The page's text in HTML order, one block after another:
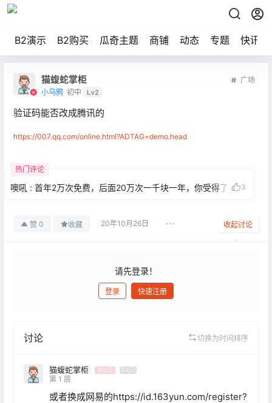
B2演示 B2购买 瓜奇主题 商铺 动态 专题 快讯
猫蝮蛇掌柜
小乌鸦 初中 Lv2
广场
验证码能否改成腾讯的
https://007.qq.com/online.html?ADTAG=demo.head
热门评论
噢吼 : 首年2万次免费，后面20万次一千块一年，你受得了? 3
赞 0 收藏 20年10月26日 收起讨论
请先登录！
登录 快速注册
讨论 切换为时间排序
猫蝮蛇掌柜 Vip0
Lv2
第 1 层
或者换成网易的https://id.163yun.com/register?